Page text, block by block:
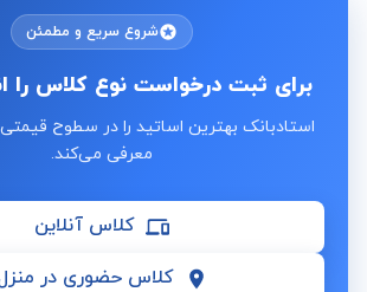
شروع سریع و مطمئن
برای ثبت درخواست نوع کلاس را
استادبانک بهترین اساتید را در سطوح
معرفی می‌کند.
کلاس آنلاین
کلاس حضوری در